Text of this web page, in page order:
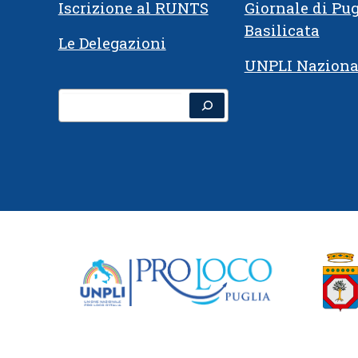
Iscrizione al RUNTS
Le Delegazioni
Giornale di
Basilicata
UNPLI